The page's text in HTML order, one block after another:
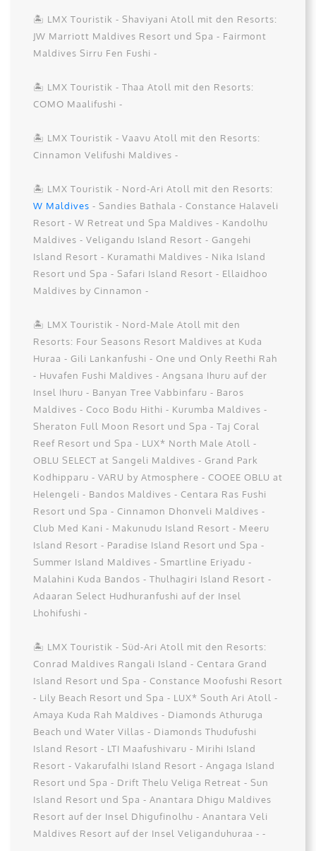
🏝️ LMX Touristik - Shaviyani Atoll mit den Resorts:
JW Marriott Maldives Resort und Spa - Fairmont
Maldives Sirru Fen Fushi -
🏝️ LMX Touristik - Thaa Atoll mit den Resorts:
COMO Maalifushi -
🏝️ LMX Touristik - Vaavu Atoll mit den Resorts:
Cinnamon Velifushi Maldives -
🏝️ LMX Touristik - Nord-Ari Atoll mit den Resorts:
W Maldives - Sandies Bathala - Constance Halaveli
Resort - W Retreat und Spa Maldives - Kandolhu
Maldives - Veligandu Island Resort - Gangehi
Island Resort - Kuramathi Maldives - Nika Island
Resort und Spa - Safari Island Resort - Ellaidhoo
Maldives by Cinnamon -
🏝️ LMX Touristik - Nord-Male Atoll mit den
Resorts: Four Seasons Resort Maldives at Kuda
Huraa - Gili Lankanfushi - One und Only Reethi Rah
- Huvafen Fushi Maldives - Angsana Ihuru auf der
Insel Ihuru - Banyan Tree Vabbinfaru - Baros
Maldives - Coco Bodu Hithi - Kurumba Maldives -
Sheraton Full Moon Resort und Spa - Taj Coral
Reef Resort und Spa - LUX* North Male Atoll -
OBLU SELECT at Sangeli Maldives - Grand Park
Kodhipparu - VARU by Atmosphere - COOEE OBLU at
Helengeli - Bandos Maldives - Centara Ras Fushi
Resort und Spa - Cinnamon Dhonveli Maldives -
Club Med Kani - Makunudu Island Resort - Meeru
Island Resort - Paradise Island Resort und Spa -
Summer Island Maldives - Smartline Eriyadu -
Malahini Kuda Bandos - Thulhagiri Island Resort -
Adaaran Select Hudhuranfushi auf der Insel
Lhohifushi -
🏝️ LMX Touristik - Süd-Ari Atoll mit den Resorts:
Conrad Maldives Rangali Island - Centara Grand
Island Resort und Spa - Constance Moofushi Resort
- Lily Beach Resort und Spa - LUX* South Ari Atoll -
Amaya Kuda Rah Maldives - Diamonds Athuruga
Beach und Water Villas - Diamonds Thudufushi
Island Resort - LTI Maafushivaru - Mirihi Island
Resort - Vakarufalhi Island Resort - Angaga Island
Resort und Spa - Drift Thelu Veliga Retreat - Sun
Island Resort und Spa - Anantara Dhigu Maldives
Resort auf der Insel Dhigufinolhu - Anantara Veli
Maldives Resort auf der Insel Veliganduhuraa - -